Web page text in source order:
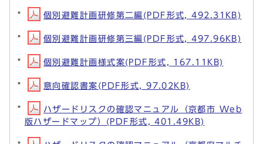
個別避難計画研修第二編(PDF形式, 492.31KB)
個別避難計画研修第三編(PDF形式, 497.96KB)
個別避難計画様式案(PDF形式, 167.11KB)
意向確認書案(PDF形式, 97.02KB)
ハザードリスクの確認マニュアル（京都市 Web
版ハザードマップ）(PDF形式, 401.49KB)